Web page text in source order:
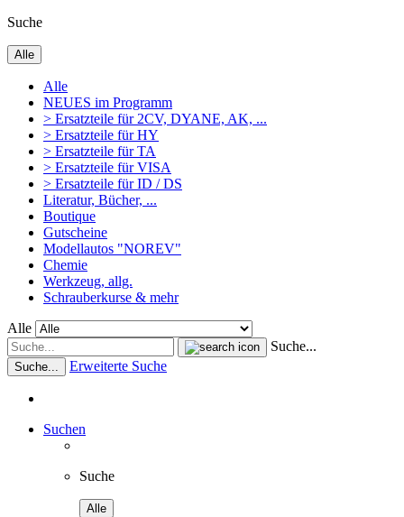
Suche
Alle
Alle
NEUES im Programm
> Ersatzteile für 2CV, DYANE, AK, ...
> Ersatzteile für HY
> Ersatzteile für TA
> Ersatzteile für VISA
> Ersatzteile für ID / DS
Literatur, Bücher, ...
Boutique
Gutscheine
Modellautos "NOREV"
Chemie
Werkzeug, allg.
Schrauberkurse & mehr
Alle
Suche...
Suche... Erweiterte Suche
Suchen
Suche
Alle